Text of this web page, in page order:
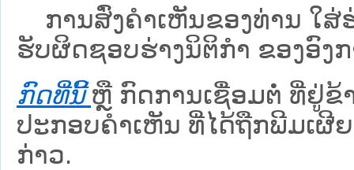
ການສົ່ງຄໍາເຫັນຂອງທ່ານ ໃສ່
ຮັບຜິດຊອບຮ່າງນິຕິກຳ ຂອງອົງ
ກົດທີ່ນີ້ ຫຼື ກົດການເຊື່ອມຕໍ່ ທີ່ຢູ່ຂ້
ປະກອບຄຳເຫັນ ທີ່ໄດ້ຖືກພີມເຜີ
ກ່າວ.